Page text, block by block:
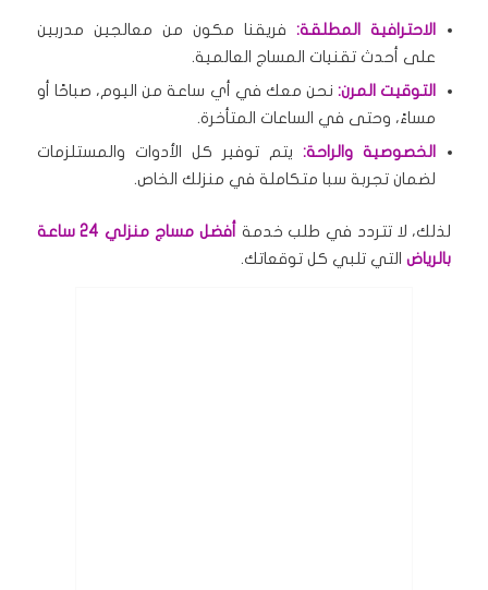
الاحترافية المطلقة:فريقنا مكون من معالجين مدربين
على أحدث تقنيات المساج العالمية.
التوقيت المرن:نحن معك في أي ساعة من اليوم، صباحًا أو
مساءً، وحتى في الساعات المتأخرة.
الخصوصية والراحة:يتم توفير كل الأدوات والمستلزمات
لضمان تجربة سبا متكاملة في منزلك الخاص.
لذلك، لا تتردد في طلب خدمة
أفضل مساج منزلي 24 ساعة
بالرياضالتي تلبي كل توقعاتك.